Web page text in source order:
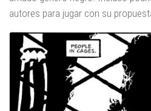
autores para jugar con su